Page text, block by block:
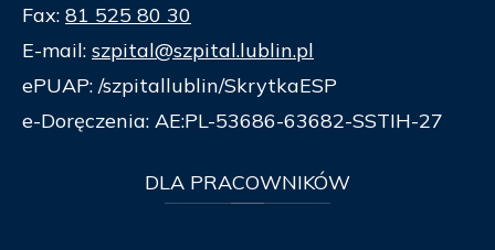
Fax: 81 525 80 30
E-mail: szpital@szpital.lublin.pl
ePUAP: /szpitallublin/SkrytkaESP
e-Doręczenia: AE:PL-53686-63682-SSTIH-27
DLA PRACOWNIKÓW